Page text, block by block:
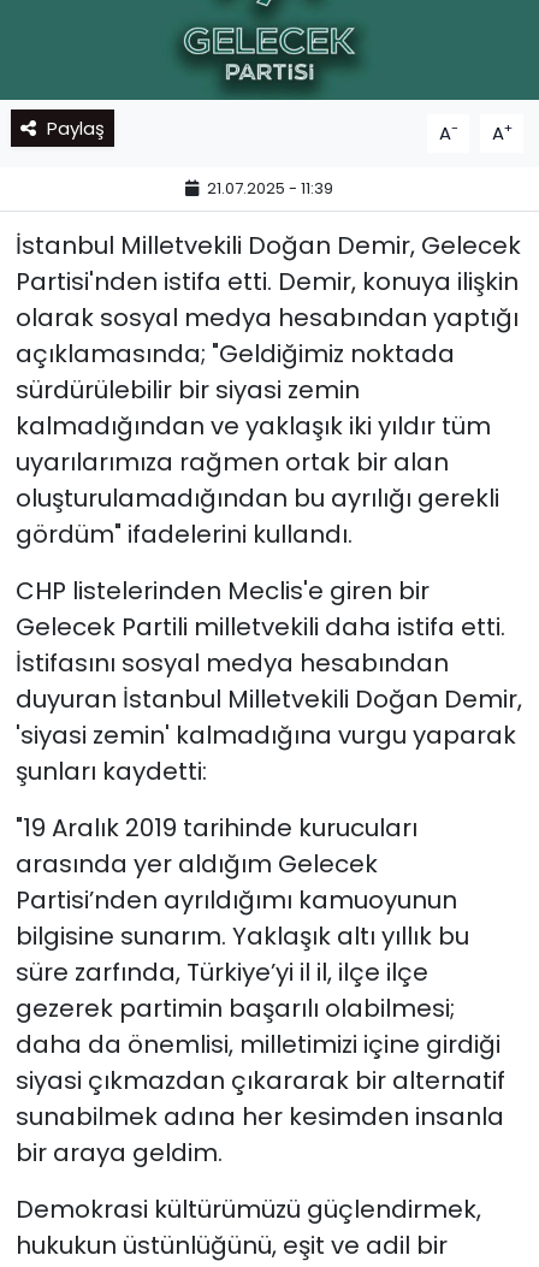
Paylaş A- A+
21.07.2025 - 11:39
İstanbul Milletvekili Doğan Demir, Gelecek
Partisi'nden istifa etti. Demir, konuya ilişkin
olarak sosyal medya hesabından yaptığı
açıklamasında; "Geldiğimiz noktada
sürdürülebilir bir siyasi zemin
kalmadığından ve yaklaşık iki yıldır tüm
uyarılarımıza rağmen ortak bir alan
oluşturulamadığından bu ayrılığı gerekli
gördüm" ifadelerini kullandı.
CHP listelerinden Meclis'e giren bir
Gelecek Partili milletvekili daha istifa etti.
İstifasını sosyal medya hesabından
duyuran İstanbul Milletvekili Doğan Demir,
'siyasi zemin' kalmadığına vurgu yaparak
şunları kaydetti:
"19 Aralık 2019 tarihinde kurucuları
arasında yer aldığım Gelecek
Partisi’nden ayrıldığımı kamuoyunun
bilgisine sunarım. Yaklaşık altı yıllık bu
süre zarfında, Türkiye’yi il il, ilçe ilçe
gezerek partimin başarılı olabilmesi;
daha da önemlisi, milletimizi içine girdiği
siyasi çıkmazdan çıkararak bir alternatif
sunabilmek adına her kesimden insanla
bir araya geldim.
Demokrasi kültürümüzü güçlendirmek,
hukukun üstünlüğünü, eşit ve adil bir